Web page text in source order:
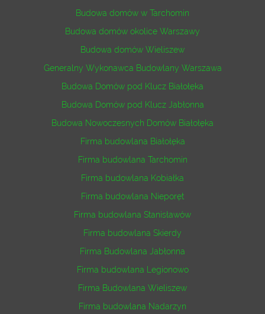
Budowa domów w Tarchomin
Budowa domów okolice Warszawy
Budowa domów Wieliszew
Generalny Wykonawca Budowlany Warszawa
Budowa Domów pod Klucz Białołęka
Budowa Domów pod Klucz Jabłonna
Budowa Nowoczesnych Domów Białołęka
Firma budowlana Białołęka
Firma budowlana Tarchomin
Firma budowlana Kobiałka
Firma budowlana Nieporęt
Firma budowlana Stanisławów
Firma budowlana Skierdy
Firma Budowlana Jabłonna
Firma budowlana Legionowo
Firma Budowlana Wieliszew
Firma budowlana Nadarzyn